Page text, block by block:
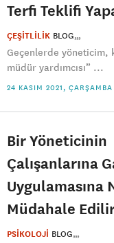
Terfi Teklifi
ÇEŞİTLİLİK BLOG
Geçenlerde yöneticim,
müdür yardımcısı” ...
24 KASIM 2021, ÇARŞAMBA
Bir Yöneticinin
Çalışanlarına
Uygulamasına
Müdahale
PSİKOLOJİ BLOG